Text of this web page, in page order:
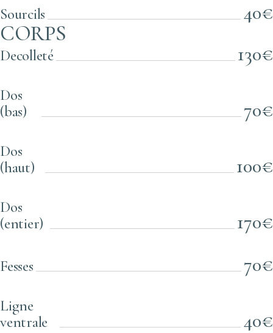
Sourcils 40€
CORPS
Decolleté 130€
Dos
(bas)
70€
Dos
(haut)
100€
Dos
(entier)
170€
Fesses 70€
Ligne
ventrale
40€